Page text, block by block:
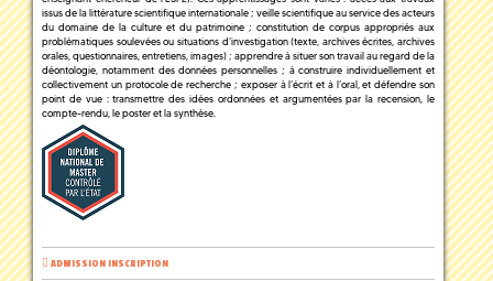
issus de la littérature scientifique internationale ; veille scientifique au service des acteurs
du domaine de la culture et du patrimoine ; constitution de corpus appropriés aux
problématiques soulevées ou situations d’investigation (texte, archives écrites, archives
orales, questionnaires, entretiens, images) ; apprendre à situer son travail au regard de la
déontologie, notamment des données personnelles ; à construire individuellement et
collectivement un protocole de recherche ; exposer à l’écrit et à l’oral, et défendre son
point de vue : transmettre des idées ordonnées et argumentées par la recension, le
compte-rendu, le poster et la synthèse.
ADMISSION INSCRIPTION